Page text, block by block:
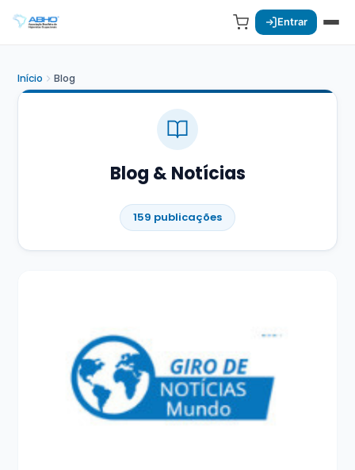
Entrar
Início Blog
Blog & Notícias
159 publicações